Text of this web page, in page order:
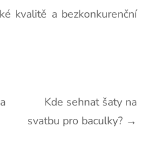
kvalitě a bezkonkurenční
Kde sehnat šaty na
svatbu pro baculky? →